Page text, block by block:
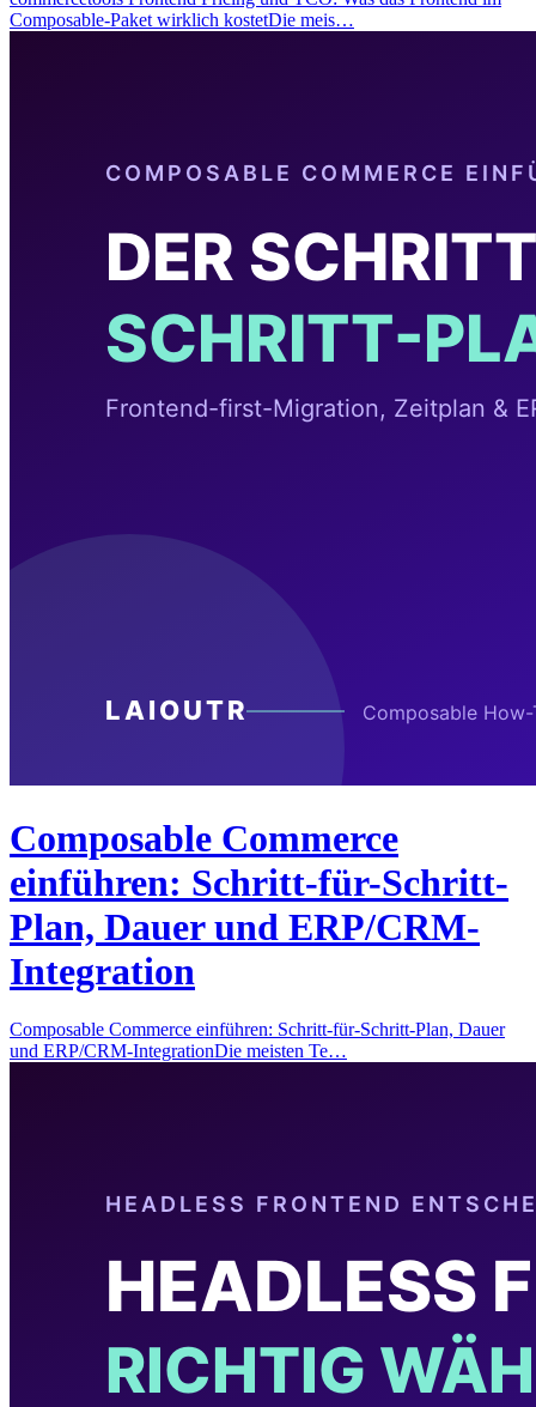
Composable-Paket wirklich kostetDie meis…
Composable Commerce
einführen: Schritt-für-Schritt-
Plan, Dauer und ERP/CRM-
Integration
Composable Commerce einführen: Schritt-für-Schritt-Plan, Dauer
und ERP/CRM-IntegrationDie meisten Te…